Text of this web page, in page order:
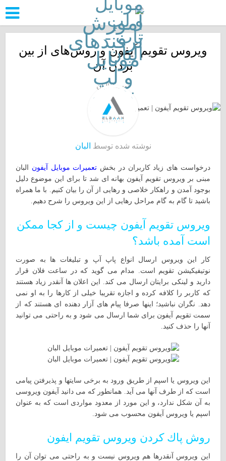
ویروس تقویم آیفون و روش‌های از بین
بردن آن
توسطالبان
نوشته شده توسط البان
درخواست های زیاد کاربران در بخش تعمیرات موبایل آیفون البان
مبنی بر ویروس تقویم آیفون بهانه ای شد تا برای این موضوع دلیل
بوجود آمدن و راهکار خلاصی و رهایی از آن را بیان کنیم. با ما همراه
باشید تا گام به گام مراحل رهایی از این ویروس را شرح دهیم.
ویروس تقویم آیفون چیست و از کجا ممکن
است آمده باشد؟
کار این ویروس ارسال انواع پاپ آپ و تبلیغات ها به صورت
نوتیفیکیشن تقویم است. مدام می گوید که در ساعت فلان قرار
دارید و لینکی برایتان ارسال می کند. این اعلان ها آنقدر زیاد هستند
که کاربر را کلافه کرده و اجازه تقریبا خیلی از کارها را به او نمی
دهد. نگران نباشید؛ اینها صرفا پیام های آزار دهنده ای هستند که از
سمت تقویم آیفون برای شما ارسال می شود و به راحتی می توانید
آنها را حذف کنید.
این ویروس یا اسپم از طریق ورود به برخی سایتها و پذیرفتن پیامی
است که از طرف آنها می آید. همانطور که می دانید آیفون ویروسی
به آن شکل ندارد، و این مورد از معدود مواردی است که به عنوان
اسپم یا ویروس آیفون محسوب می شود.
روش پاك كردن ويروس تقويم ايفون
این ویروس آنقدرها هم ویروس نیست و به راحتی می توان آن را